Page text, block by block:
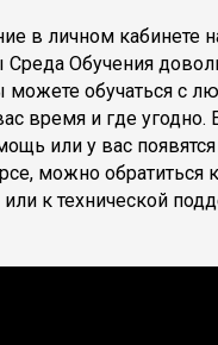
в личном кабинете
Обучения
обучаться с
время и где угодно.
или у вас
можно обратиться к
к технической